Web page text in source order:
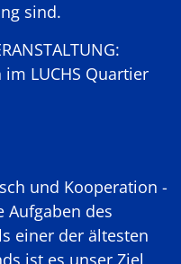
sind.
LUCHS Quartier
und Kooperation -
Aufgaben des
einer der ältesten
ist es unser Ziel,